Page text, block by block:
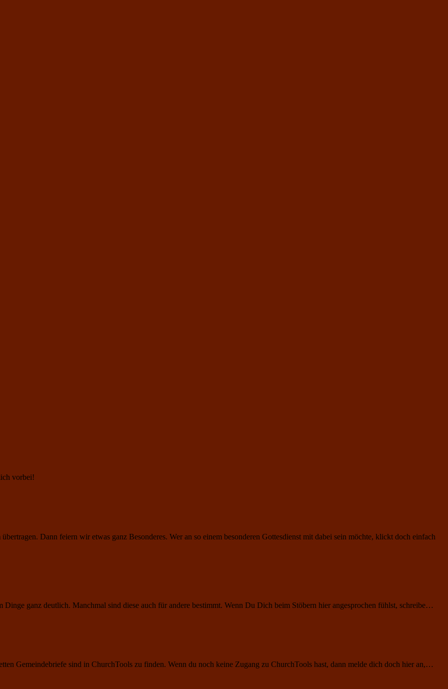
vorbei!
Dann feiern wir etwas ganz Besonderes. Wer an so einem besonderen Gottesdienst mit dabei sein möchte, klickt doch einfach
ganz deutlich. Manchmal sind diese auch für andere bestimmt. Wenn Du Dich beim Stöbern hier angesprochen fühlst, schreibe…
Gemeindebriefe sind in ChurchTools zu finden. Wenn du noch keine Zugang zu ChurchTools hast, dann melde dich doch hier an,…